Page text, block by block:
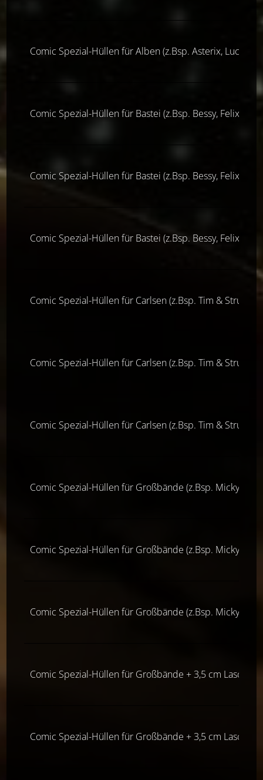
Comic Spezial-Hüllen für Alben (z.Bsp. Asterix, Lucky
Comic Spezial-Hüllen für Bastei (z.Bsp. Bessy, Felix &
Comic Spezial-Hüllen für Bastei (z.Bsp. Bessy, Felix &
Comic Spezial-Hüllen für Bastei (z.Bsp. Bessy, Felix &
Comic Spezial-Hüllen für Carlsen (z.Bsp. Tim & Struppi)
Comic Spezial-Hüllen für Carlsen (z.Bsp. Tim & Struppi)
Comic Spezial-Hüllen für Carlsen (z.Bsp. Tim & Struppi)
Comic Spezial-Hüllen für Großbände (z.Bsp. Micky
Comic Spezial-Hüllen für Großbände (z.Bsp. Micky
Comic Spezial-Hüllen für Großbände (z.Bsp. Micky
Comic Spezial-Hüllen für Großbände + 3,5 cm Lasche
Comic Spezial-Hüllen für Großbände + 3,5 cm Lasche